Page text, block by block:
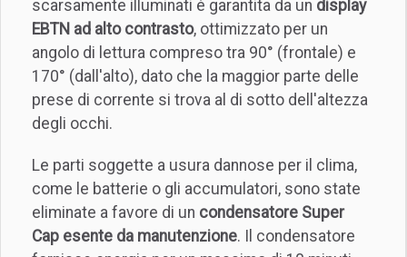
scarsamente illuminati è garantita da un display
EBTN ad alto contrasto, ottimizzato per un
angolo di lettura compreso tra 90° (frontale) e
170° (dall'alto), dato che la maggior parte delle
prese di corrente si trova al di sotto dell'altezza
degli occhi.
Le parti soggette a usura dannose per il clima,
come le batterie o gli accumulatori, sono state
eliminate a favore di un condensatore Super
Cap esente da manutenzione. Il condensatore